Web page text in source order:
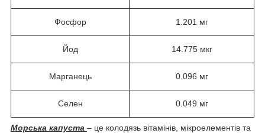
Фосфор 1.201 мг
Йод 14.775 мкг
Марганець 0.096 мг
Селен 0.049 мг
Морська капуста – це колодязь вітамінів, мікроелементів та